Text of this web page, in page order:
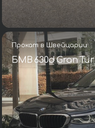
Прокат в Швейцарии
БМВ 630d Gran